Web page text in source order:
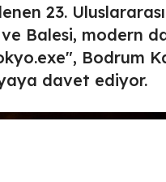
23. Uluslararası
Balesi, modern
Bodrum
davet ediyor.